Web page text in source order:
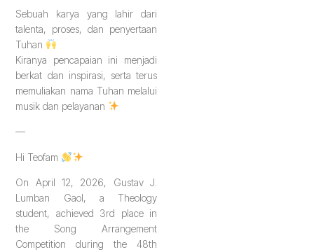
Sebuah karya yang lahir dari
talenta, proses, dan penyertaan
Tuhan
Kiranya pencapaian ini menjadi
berkat dan inspirasi, serta terus
memuliakan nama Tuhan melalui
musik dan pelayanan
—
Hi Teofam
On April 12, 2026, Gustav J.
Lumban Gaol, a Theology
student, achieved 3rd place in
the Song Arrangement
Competition during the 48th